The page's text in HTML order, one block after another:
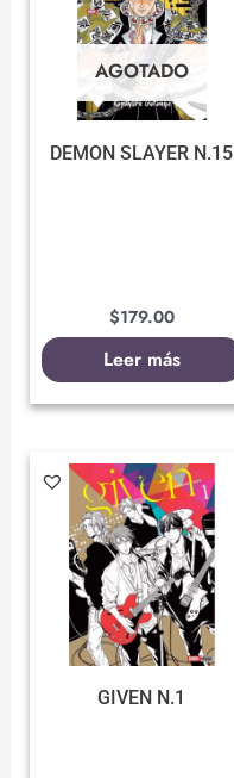
AGOTADO
DEMON SLAYER N.15
$179.00
Leer más
GIVEN N.1